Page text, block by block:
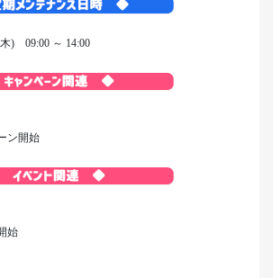
) 09:00 ～ 14:00
ン開始
始